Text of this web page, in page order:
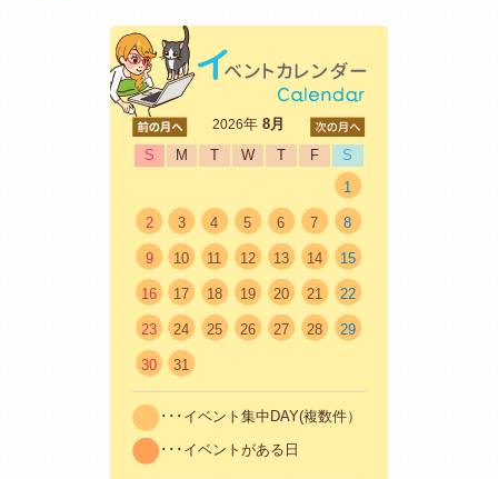
2026年8月
S
M T W T F
S
1
2 3 4 5 6 7 8
9 10 11 12 13 14 15
16 17 18 19 20 21 22
23 24 25 26 27 28 29
30 31
･･･イベント集中DAY(複数件）
･･･イベントがある日